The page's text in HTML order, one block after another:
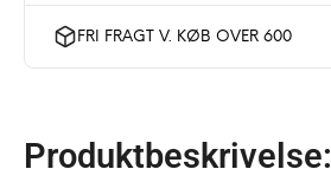
FRI FRAGT V. KØB OVER 600
Produktbeskrivelse: